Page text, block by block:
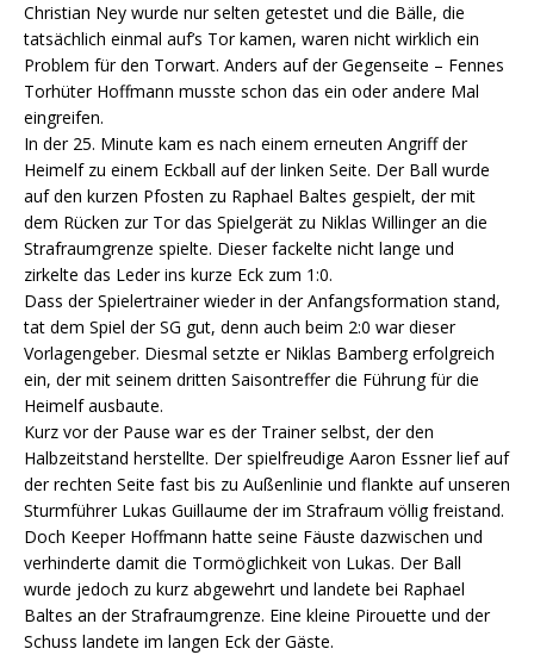
Christian Ney wurde nur selten getestet und die Bälle, die
tatsächlich einmal auf’s Tor kamen, waren nicht wirklich ein
Problem für den Torwart. Anders auf der Gegenseite – Fennes
Torhüter Hoffmann musste schon das ein oder andere Mal
eingreifen.
In der 25. Minute kam es nach einem erneuten Angriff der
Heimelf zu einem Eckball auf der linken Seite. Der Ball wurde
auf den kurzen Pfosten zu Raphael Baltes gespielt, der mit
dem Rücken zur Tor das Spielgerät zu Niklas Willinger an die
Strafraumgrenze spielte. Dieser fackelte nicht lange und
zirkelte das Leder ins kurze Eck zum 1:0.
Dass der Spielertrainer wieder in der Anfangsformation stand,
tat dem Spiel der SG gut, denn auch beim 2:0 war dieser
Vorlagengeber. Diesmal setzte er Niklas Bamberg erfolgreich
ein, der mit seinem dritten Saisontreffer die Führung für die
Heimelf ausbaute.
Kurz vor der Pause war es der Trainer selbst, der den
Halbzeitstand herstellte. Der spielfreudige Aaron Essner lief auf
der rechten Seite fast bis zu Außenlinie und flankte auf unseren
Sturmführer Lukas Guillaume der im Strafraum völlig freistand.
Doch Keeper Hoffmann hatte seine Fäuste dazwischen und
verhinderte damit die Tormöglichkeit von Lukas. Der Ball
wurde jedoch zu kurz abgewehrt und landete bei Raphael
Baltes an der Strafraumgrenze. Eine kleine Pirouette und der
Schuss landete im langen Eck der Gäste.